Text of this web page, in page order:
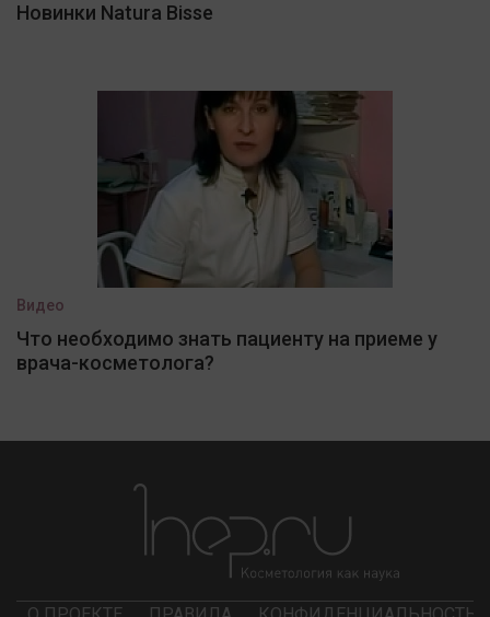
Новинки Natura Bisse
Видео
Что необходимо знать пациенту на приеме у
врача-косметолога?